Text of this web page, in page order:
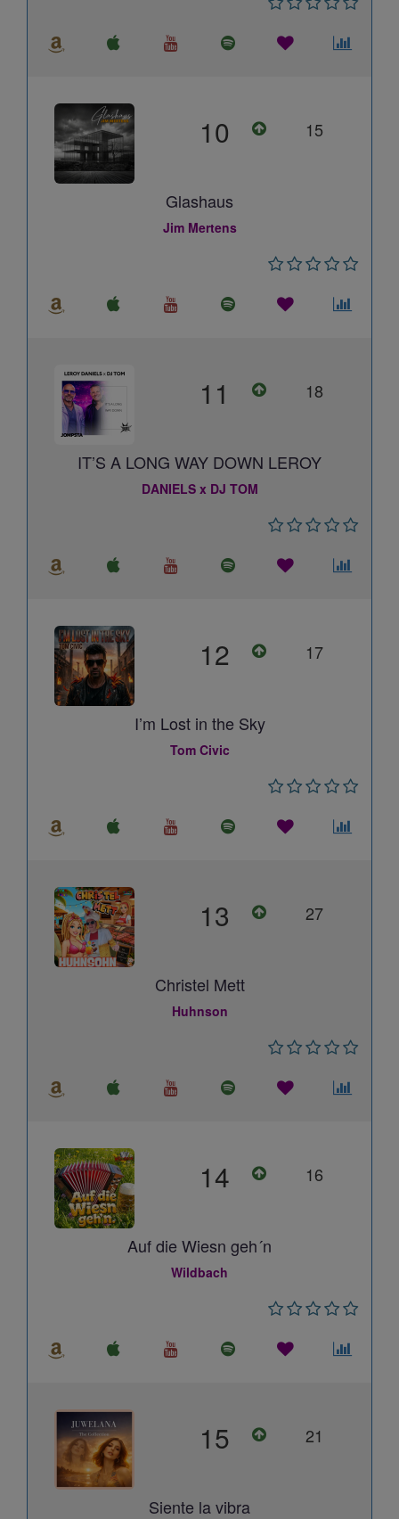
10 15
Glashaus
Jim Mertens
11 18
IT’S A LONG WAY DOWN LEROY
DANIELS x DJ TOM
12 17
I’m Lost in the Sky
Tom Civic
13 27
Christel Mett
Huhnson
14 16
Auf die Wiesn geh´n
Wildbach
15 21
Siente la vibra